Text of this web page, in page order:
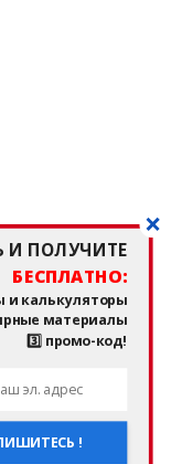
!
И ПОЛУЧИТЕ
БЕСПЛАТНО:
и калькуляторы
материалы
3️⃣ промо-код!